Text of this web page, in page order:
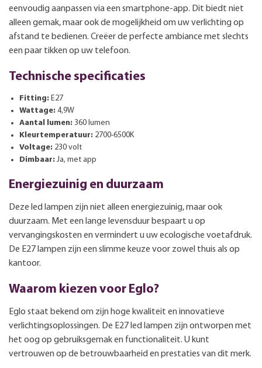
eenvoudig aanpassen via een smartphone-app. Dit biedt niet
alleen gemak, maar ook de mogelijkheid om uw verlichting op
afstand te bedienen. Creëer de perfecte ambiance met slechts
een paar tikken op uw telefoon.
Technische specificaties
Fitting: E27
Wattage: 4,9W
Aantal lumen: 360 lumen
Kleurtemperatuur: 2700-6500K
Voltage: 230 volt
Dimbaar: Ja, met app
Energiezuinig en duurzaam
Deze led lampen zijn niet alleen energiezuinig, maar ook
duurzaam. Met een lange levensduur bespaart u op
vervangingskosten en vermindert u uw ecologische voetafdruk.
De E27 lampen zijn een slimme keuze voor zowel thuis als op
kantoor.
Waarom kiezen voor Eglo?
Eglo staat bekend om zijn hoge kwaliteit en innovatieve
verlichtingsoplossingen. De E27 led lampen zijn ontworpen met
het oog op gebruiksgemak en functionaliteit. U kunt
vertrouwen op de betrouwbaarheid en prestaties van dit merk.